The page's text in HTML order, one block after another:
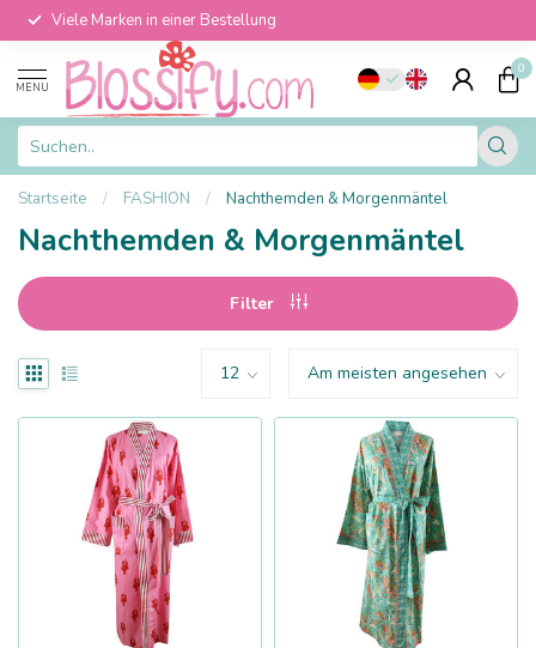
Viele Marken in einer Bestellung
MENU
0
Startseite / FASHION / Nachthemden & Morgenmäntel
Nachthemden & Morgenmäntel
Filter